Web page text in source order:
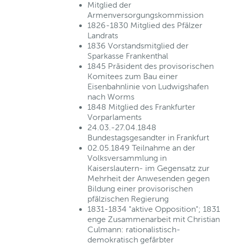
Mitglied der
Armenversorgungskommission
1826-1830 Mitglied des Pfälzer
Landrats
1836 Vorstandsmitglied der
Sparkasse Frankenthal
1845 Präsident des provisorischen
Komitees zum Bau einer
Eisenbahnlinie von Ludwigshafen
nach Worms
1848 Mitglied des Frankfurter
Vorparlaments
24.03.-27.04.1848
Bundestagsgesandter in Frankfurt
02.05.1849 Teilnahme an der
Volksversammlung in
Kaiserslautern- im Gegensatz zur
Mehrheit der Anwesenden gegen
Bildung einer provisorischen
pfälzischen Regierung
1831-1834 "aktive Opposition"; 1831
enge Zusammenarbeit mit Christian
Culmann: rationalistisch-
demokratisch gefärbter